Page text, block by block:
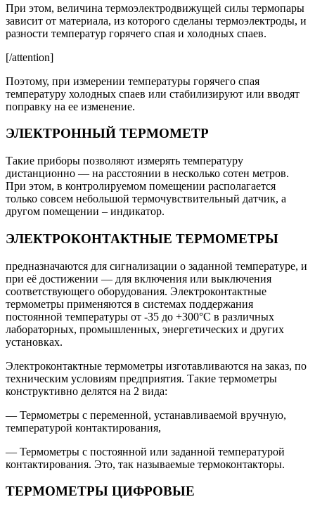
При этом, величина термоэлектродвижущей силы термопары
зависит от материала, из которого сделаны термоэлектроды, и
разности температур горячего спая и холодных спаев.
[/attention]
Поэтому, при измерении температуры горячего спая
температуру холодных спаев или стабилизируют или вводят
поправку на ее изменение.
ЭЛЕКТРОННЫЙ ТЕРМОМЕТР
Такие приборы позволяют измерять температуру
дистанционно — на расстоянии в несколько сотен метров.
При этом, в контролируемом помещении располагается
только совсем небольшой термочувствительный датчик, а
другом помещении – индикатор.
ЭЛЕКТРОКОНТАКТНЫЕ ТЕРМОМЕТРЫ
предназначаются для сигнализации о заданной температуре, и
при её достижении — для включения или выключения
соответствующего оборудования. Электроконтактные
термометры применяются в системах поддержания
постоянной температуры от -35 до +300°С в различных
лабораторных, промышленных, энергетических и других
установках.
Электроконтактные термометры изготавливаются на заказ, по
техническим условиям предприятия. Такие термометры
конструктивно делятся на 2 вида:
— Термометры с переменной, устанавливаемой вручную,
температурой контактирования,
— Термометры с постоянной или заданной температурой
контактирования. Это, так называемые термоконтакторы.
ТЕРМОМЕТРЫ ЦИФРОВЫЕ